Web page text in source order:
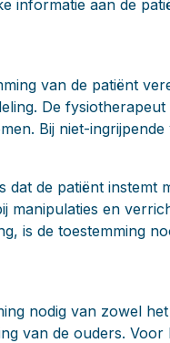
informatie aan de
van de patiënt
De
Bij niet-
de patiënt instemt
manipulaties en
is de toestemming
nodig van zowel
van de ouders.